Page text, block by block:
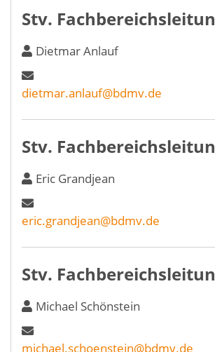
Stv.
Dietmar Anlauf
dietmar.anlauf@bdmv.de
Stv.
Eric Grandjean
eric.grandjean@bdmv.de
Stv.
Michael Schönstein
michael.schoenstein@bdmv.de